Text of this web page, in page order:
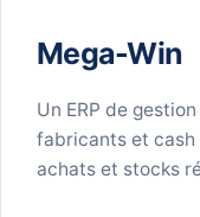
Mega-Win
Un ERP de
fabricants et
achats et stocks